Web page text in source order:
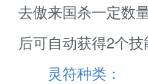
去傲来国杀一定数
后可自动获得2个技
灵符种类：